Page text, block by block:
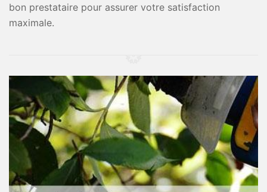
bon prestataire pour assurer votre satisfaction
maximale.